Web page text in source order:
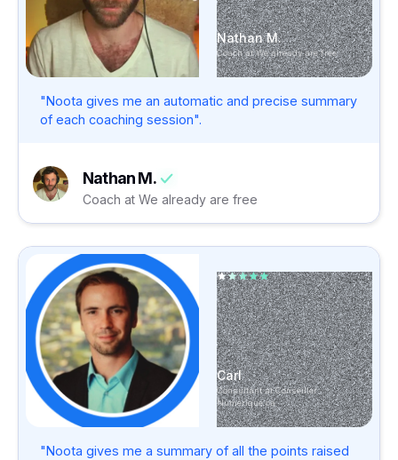
Nathan M.
Coach at We already are free
"Noota gives me an automatic and precise summary
of each coaching session".
Nathan M.
Coach at We already are free
Carl
Consultant at Conseiller
Numérique.ca
"Noota gives me a summary of all the points raised